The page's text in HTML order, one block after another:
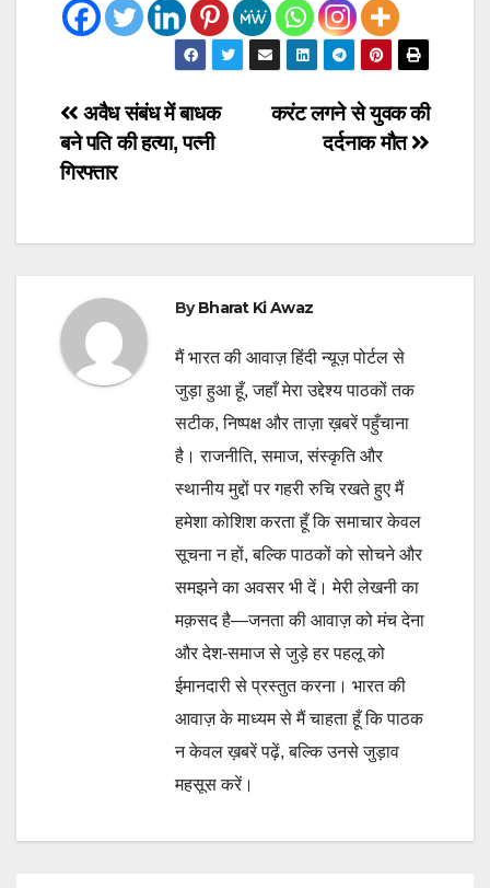
Post
navigation
करंट लगने से युवक की
दर्दनाक मौत
अवैध संबंध में बाधक
बने पति की हत्या, पत्नी
गिरफ्तार
ByBharat Ki Awaz
मैं भारत की आवाज़ हिंदी न्यूज़ पोर्टल से
जुड़ा हुआ हूँ, जहाँ मेरा उद्देश्य पाठकों तक
सटीक, निष्पक्ष और ताज़ा ख़बरें पहुँचाना
है। राजनीति, समाज, संस्कृति और
स्थानीय मुद्दों पर गहरी रुचि रखते हुए मैं
हमेशा कोशिश करता हूँ कि समाचार केवल
सूचना न हों, बल्कि पाठकों को सोचने और
समझने का अवसर भी दें। मेरी लेखनी का
मक़सद है—जनता की आवाज़ को मंच देना
और देश-समाज से जुड़े हर पहलू को
ईमानदारी से प्रस्तुत करना। भारत की
आवाज़ के माध्यम से मैं चाहता हूँ कि पाठक
न केवल ख़बरें पढ़ें, बल्कि उनसे जुड़ाव
महसूस करें।